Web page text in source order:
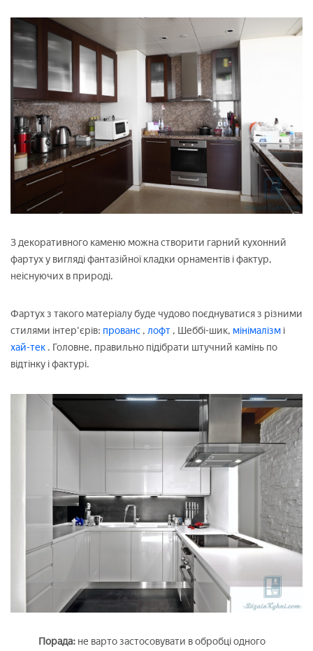
З декоративного каменю можна створити гарний кухонний
фартух у вигляді фантазійної кладки орнаментів і фактур,
неіснуючих в природі.
Фартух з такого матеріалу буде чудово поєднуватися з різними
стилями інтер'єрів: прованс , лофт , Шеббі-шик, мінімалізм і
хай-тек . Головне, правильно підібрати штучний камінь по
відтінку і фактурі.
Порада: не варто застосовувати в обробці одного